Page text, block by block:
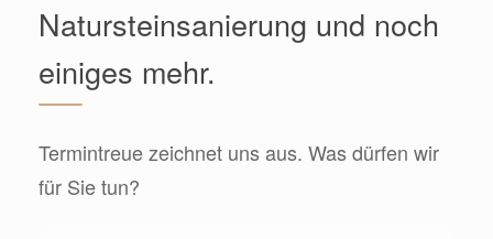
Natursteinsanierung und noch
einiges mehr.
Termintreue zeichnet uns aus. Was dürfen wir
für Sie tun?